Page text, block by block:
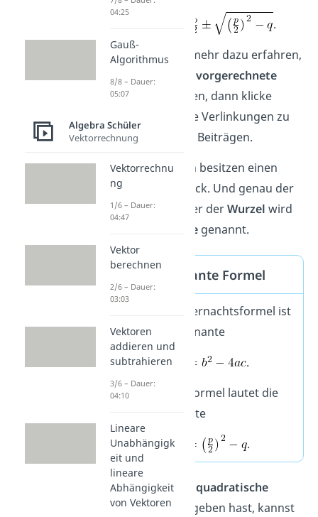
.
Möchtest du mehr dazu erfahren,
insbesondere vorgerechnete
Beispiele
sehen, dann klicke
einfach auf die Verlinkungen zu
unseren extra Beiträgen.
Beide Formeln besitzen einen
Wurzelausdruck. Und genau der
Ausdruck unter derWurzel wird
Diskriminantegenannt.
Diskriminante Formel
Für die Mitternachtsformel ist
die Diskriminante
.
Für die pq-Formel lautet die
Diskriminante
.
Wenn du eine quadratische
Gleichung
gegeben hast, kannst
04:25
Gauß-
Algorithmus
8/8 – Dauer:
05:07
Algebra Schüler
Vektorrechnung
Vektorrechnu
ng
1/6 – Dauer:
04:47
Vektor
berechnen
2/6 – Dauer:
03:03
Vektoren
addieren und
subtrahieren
3/6 – Dauer:
04:10
Lineare
Unabhängigk
eit und
lineare
Abhängigkeit
von Vektoren